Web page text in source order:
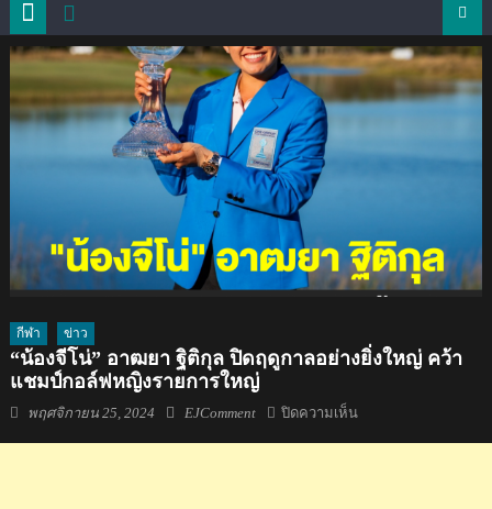
กีฬา ข่าว
“น้องจีโน่” อาฒยา ฐิติกุล ปิดฤดูกาลอย่างยิ่งใหญ่ คว้า
แชมป์กอล์ฟหญิงรายการใหญ่
Posted
พฤศจิกายน 25, 2024 Author
EJComment ปิดความเห็นบน